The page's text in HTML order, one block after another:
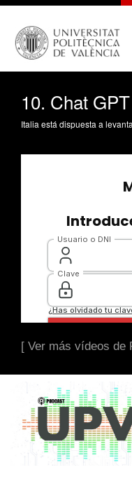
10. Chat
[ Ver más vídeos de